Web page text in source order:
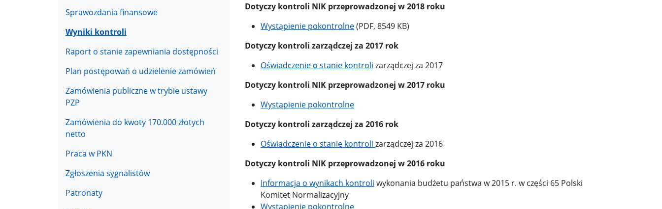
Sprawozdania finansowe
Wyniki kontroli
Raport o stanie zapewniania dostępności
Plan postępowań o udzielenie zamówień
Zamówienia publiczne w trybie ustawy
PZP
Zamówienia do kwoty 170.000 złotych
netto
Praca w PKN
Zgłoszenia sygnalistów
Patronaty
Dotyczy kontroli NIK przeprowadzonej w 2018 roku
Wystąpienie pokontrolne(PDF, 8549 KB)
Dotyczy kontroli zarządczej za 2017 rok
Oświadczenie o stanie kontroli zarządczej za 2017
Dotyczy kontroli NIK przeprowadzonej w 2017 roku
Wystąpienie pokontrolne
Dotyczy kontroli zarządczej za 2016 rok
Oświadczenie o stanie kontroli zarządczej za 2016
Dotyczy kontroli NIK przeprowadzonej w 2016 roku
Informacja o wynikach kontroli wykonania budżetu państwa w 2015 r. w części 65 Polski
Komitet Normalizacyjny
Wystąpienie pokontrolne